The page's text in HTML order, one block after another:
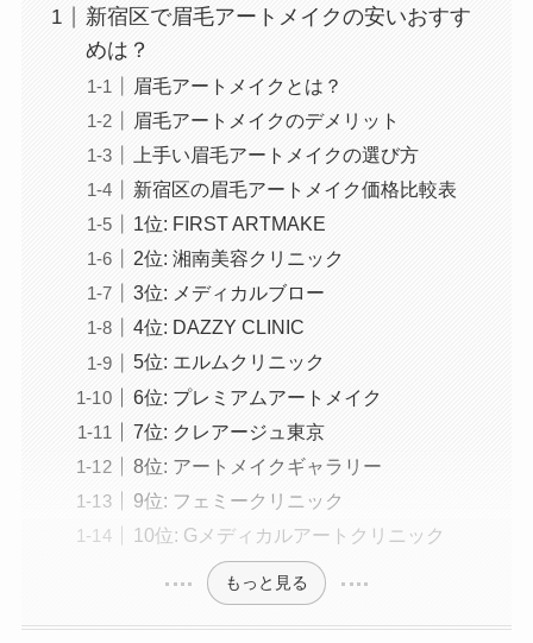
新宿区で眉毛アートメイクの安いおすす
めは？
眉毛アートメイクとは？
眉毛アートメイクのデメリット
上手い眉毛アートメイクの選び方
新宿区の眉毛アートメイク価格比較表
1位: FIRST ARTMAKE
2位: 湘南美容クリニック
3位: メディカルブロー
4位: DAZZY CLINIC
5位: エルムクリニック
6位: プレミアムアートメイク
7位: クレアージュ東京
8位: アートメイクギャラリー
9位: フェミークリニック
10位: Gメディカルアートクリニック
もっと見る